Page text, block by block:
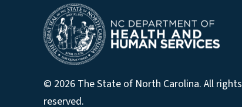
© 2026 The State of North Carolina. All rights
reserved.